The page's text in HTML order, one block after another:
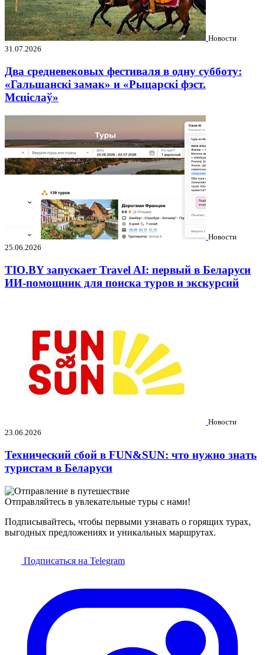
Новости
31.07.2026
Два средневековых фестиваля в одну субботу:
«Гальшанскі замак» и «Рыцарскі фэст.
Мсціслаў»
Новости
25.06.2026
TIO.BY запускает Travel AI: первый в Беларуси
ИИ-помощник для поиска туров и экскурсий
Новости
23.06.2026
Технический сбой в FUN&SUN: что нужно знать
туристам в Беларуси
Отправляйтесь в увлекательные туры с нами!
Подписывайтесь, чтобы первыми узнавать о горящих турах,
выгодных предложениях и уникальных маршрутах.
Подписаться на Telegram